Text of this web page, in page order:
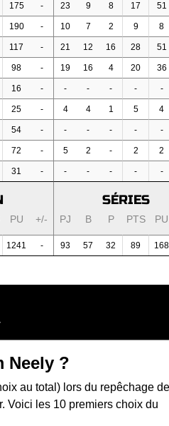
175 - 23 9 8 17 51
190 - 10 7 2 9 8
117 - 21 12 16 28 51
98 - 19 16 4 20 36
16 - - - - - -
25 - 4 4 1 5 4
54 - - - - - -
72 - 5 2 - 2 2
31 - - - - - -
SÉRIES
PU +/- PJ B P PTS PU
1241 - 93 57 32 89 168
Neely ?
au total) lors du repêchage de
Voici les 10 premiers choix du